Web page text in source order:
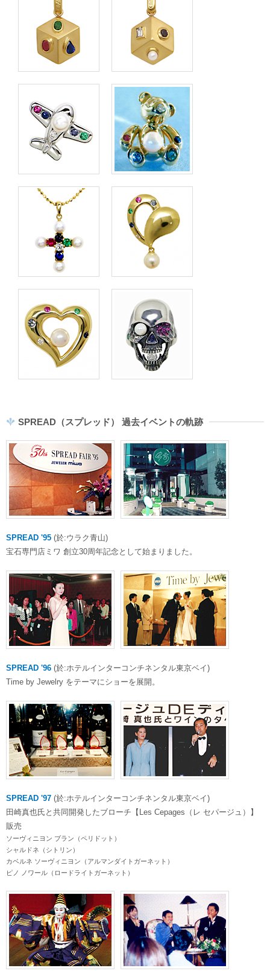
SPREAD（スプレッド） 過去イベントの軌跡
SPREAD '95 (於:ウラク青山)
宝石専門店ミワ 創立30周年記念として始まりました。
SPREAD '96 (於:ホテルインターコンチネンタル東京ベイ)
Time by Jewelry をテーマにショーを展開。
SPREAD '97 (於:ホテルインターコンチネンタル東京ベイ)
田崎真也氏と共同開発したブローチ【Les Cepages（レ セパージュ）】
販売
ソーヴィニヨン ブラン（ペリドット）
シャルドネ（シトリン）
カベルネ ソーヴィニヨン（アルマンダイトガーネット）
ピノ ノワール（ロードライトガーネット）